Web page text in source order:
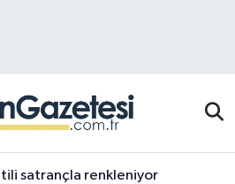
satrançla renkleniyor
Haritası
ve Fikstür